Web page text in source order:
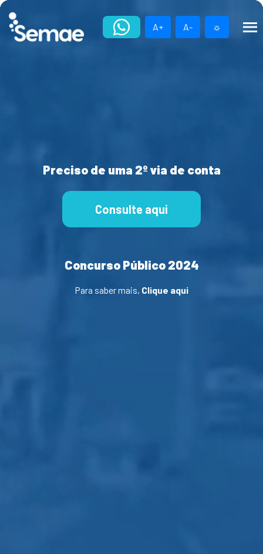
Skip
content
A+ A- ☼
Preciso de uma 2º via de conta
Consulte aqui
Concurso Público 2024
Para saber mais, Clique aqui